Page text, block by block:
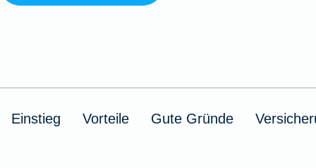
Einstieg Vorteile Gute Gründe